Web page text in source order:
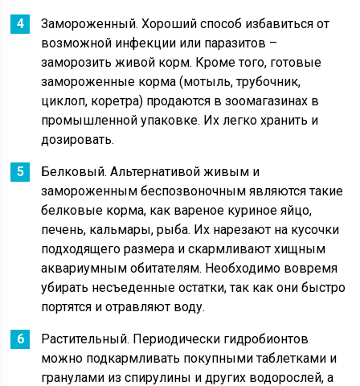
Замороженный. Хороший способ избавиться от
возможной инфекции или паразитов –
заморозить живой корм. Кроме того, готовые
замороженные корма (мотыль, трубочник,
циклоп, коретра) продаются в зоомагазинах в
промышленной упаковке. Их легко хранить и
дозировать.
Белковый. Альтернативой живым и
замороженным беспозвоночным являются такие
белковые корма, как вареное куриное яйцо,
печень, кальмары, рыба. Их нарезают на кусочки
подходящего размера и скармливают хищным
аквариумным обитателям. Необходимо вовремя
убирать несъеденные остатки, так как они быстро
портятся и отравляют воду.
Растительный. Периодически гидробионтов
можно подкармливать покупными таблетками и
гранулами из спирулины и других водорослей, а